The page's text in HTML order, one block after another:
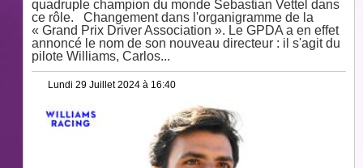
quadruple champion du monde Sebastian Vettel dans
ce rôle. Changement dans l'organigramme de la
« Grand Prix Driver Association ». Le GPDA a en effet
annoncé le nom de son nouveau directeur : il s'agit du
pilote Williams, Carlos...
Lundi 29 Juillet 2024 à 16:40